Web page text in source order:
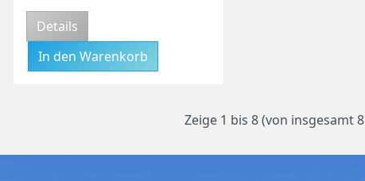
Details
Zeige 1 bis8(von insgesamt8